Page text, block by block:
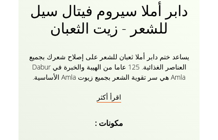
دابر أملا سيروم فيتال سيل
للشعر - زيت الثعبان
يساعد ختم دابر أملا ثعبان للشعر على إصلاح شعرك بجميع
العناصر الغذائية. 125 عاما من الهيبة والخبرة في Dabur
Amla هي سر تقوية الشعر بجميع زيوت Amla الأساسية.
متقصفة ، ولا يربط الأطراف المتقصفة فحسب ، بل يحمي
المرونة ويعيد اللمعان للشعر الباهت الذي لا حياة فيه. لذا
وداعا للشعر الباهت والتالف والمجعد للحصول على تحول
اقرأ أكثر
مكونات :